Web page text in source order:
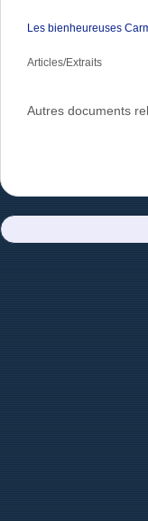
Les bienheureuses
Articles/Extraits
Autres documents